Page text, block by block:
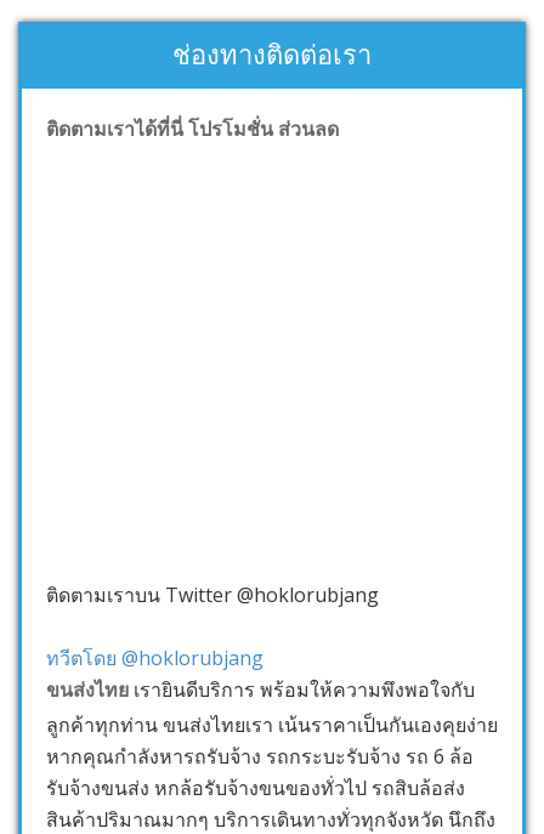
ช่องทางติดต่อเรา
ติดตามเราได้ที่นี่ โปรโมชั่น ส่วนลด
ติดตามเราบน Twitter @hoklorubjang
ทวีตโดย @hoklorubjang
ขนส่งไทย เรายินดีบริการ พร้อมให้ความพึงพอใจกับ
ลูกค้าทุกท่าน ขนส่งไทยเรา เน้นราคาเป็นกันเองคุยง่าย
หากคุณกำลังหารถรับจ้าง รถกระบะรับจ้าง รถ 6 ล้อ
รับจ้างขนส่ง หกล้อรับจ้างขนของทั่วไป รถสิบล้อส่ง
สินค้าปริมาณมากๆ บริการเดินทางทั่วทุกจังหวัด นึกถึง